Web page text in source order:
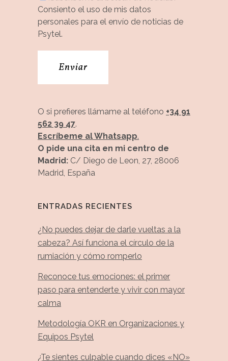
Consiento el uso de mis datos
personales para el envío de noticias de
Psytel.
O si prefieres llámame al teléfono +34 91
562 39 47.
Escríbeme al Whatsapp.
O pide una cita en mi centro de
Madrid: C/ Diego de Leon, 27, 28006
Madrid, España
ENTRADAS RECIENTES
¿No puedes dejar de darle vueltas a la
cabeza? Así funciona el círculo de la
rumiación y cómo romperlo
Reconoce tus emociones: el primer
paso para entenderte y vivir con mayor
calma
Metodología OKR en Organizaciones y
Equipos Psytel
¿Te sientes culpable cuando dices «NO»